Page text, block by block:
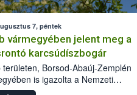
7, péntek
vármegyében jelent meg a
karcsúdíszbogár
területen, Borsod-Abaúj-Zemplén
is igazolta a Nemzeti
biztonsági Hivatal (Nébih) a